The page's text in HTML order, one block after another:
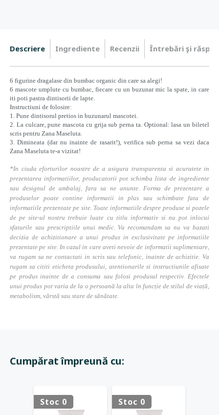
Descriere Ingrediente Recenzii Întrebări şi
6 figurine dragalase din bumbac organic din care sa alegi!
6 mascote umplute cu bumbac, fiecare cu un buzunar mic la spate, in care
iti poti pastra dintisorii de lapte.
Instructiuni de folosire:
1. Pune dintisorul pretios in buzunarul mascotei.
2. La culcare, pune mascota cu grija sub perna ta. Optional: lasa un biletel
scris pentru Zana Maseluta.
3. Dimineata (dar nu inainte de rasarit!), verifica sub perna sa vezi daca
Zana Maseluta te-a vizitat!
*In ciuda eforturilor noastre de a asigura transparenta si acuratete in
prezentarea informatiilor, producatorii pot schimba lista de ingrediente
sau designul de ambalaj, fara sa ne anunte. Forma de prezentare a
produselor poate contine informatii in plus sau schimbate fata de
informatiile prezentate pe site. Toate informatiile despre produse si pozele
de pe site-ul nostru trebuie luate cu titlu informativ si nu pot inlocui
sfaturile sau prescriptiile unui medic. Va recomandam sa nu va bazati
decizia de achizitionare a unui produs in exclusivitate pe informatiile
prezentate pe site. In cazul in care aveti nevoie de informatii suplimentare,
va rugam sa ne contactati in scris sau telefonic, inainte de achizitie. Va
rugam sa cititi eticheta produsului, atentionarile si instructiunile afisate
pe produs inainte de a consuma sau folosi produsul respectiv. Efectele
unui produs pot varia de la o persoană la alta în funcție de stilul de viață,
metabolism, vârstă sau stare de sănătate.
Cumpărat împreună cu:
Stoc 0 Stoc 0